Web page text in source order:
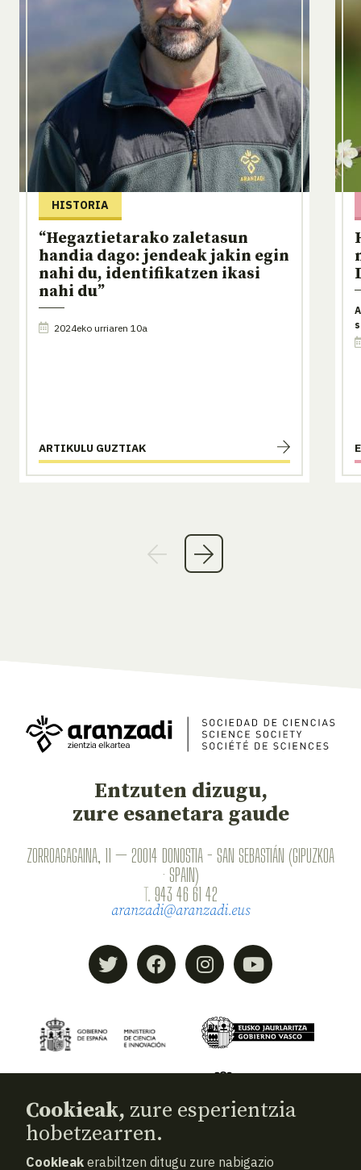
HISTORIA
“Hegaztietarako zaletasun
handia dago: jendeak jakin egin
nahi du, identifikatzen ikasi
nahi du”
2024eko urriaren 10a
ARTIKULU GUZTIAK
Entzuten dizugu,
zure esanetara gaude
ZORROAGAGAINA, 11 — 20014 DONOSTIA - SAN SEBASTIÁN (GIPUZKOA
· SPAIN)
T. 943 46 61 42
aranzadi@aranzadi.eus
Cookieak, zure esperientzia
hobetzearren.
Cookieak erabiltzen ditugu zure nabigazio